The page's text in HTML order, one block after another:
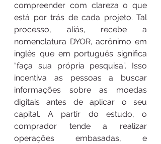
compreender com clareza o que
está por trás de cada projeto. Tal
processo, aliás, recebe a
nomenclatura DYOR, acrônimo em
inglês que em português significa
“faça sua própria pesquisa”. Isso
incentiva as pessoas a buscar
informações sobre as moedas
digitais antes de aplicar o seu
capital. A partir do estudo, o
comprador tende a realizar
operações embasadas, e